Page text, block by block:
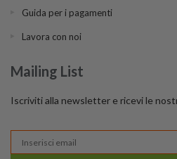
Guida per i pagamenti
Lavora con noi
Mailing List
Iscriviti alla newsletter e ricevi le